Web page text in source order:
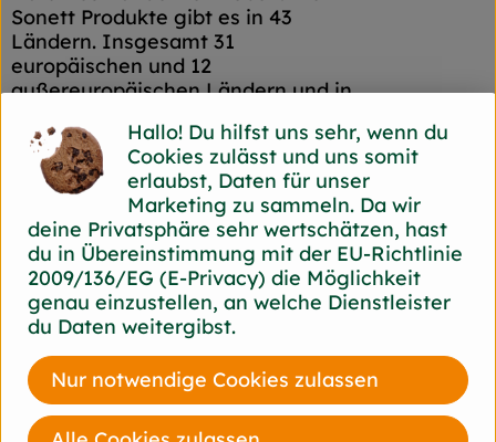
Sonett Produkte gibt es in 43
Ländern. Insgesamt 31
europäischen und 12
außereuropäischen Ländern und in
Ausgangspunkt
SONETT gehört zu den Pionieren
ökologischer Wasch-und
Reinigungsmittel und wurde 1977
gegründet, parallel zu der ganz
neu aufkommenden
Naturkostbewegung. Der
ursprüngliche Anstoß für die
Entwicklung der SONETT Wasch-
Hallo! Du hilfst uns sehr, wenn du
Cookies zulässt und uns somit
erlaubst, Daten für unser
Marketing zu sammeln. Da wir
deine Privatsphäre sehr wertschätzen, hast
du in Übereinstimmung mit der EU-Richtlinie
2009/136/EG (E-Privacy) die Möglichkeit
genau einzustellen, an welche Dienstleister
du Daten weitergibst.
Nur notwendige Cookies zulassen